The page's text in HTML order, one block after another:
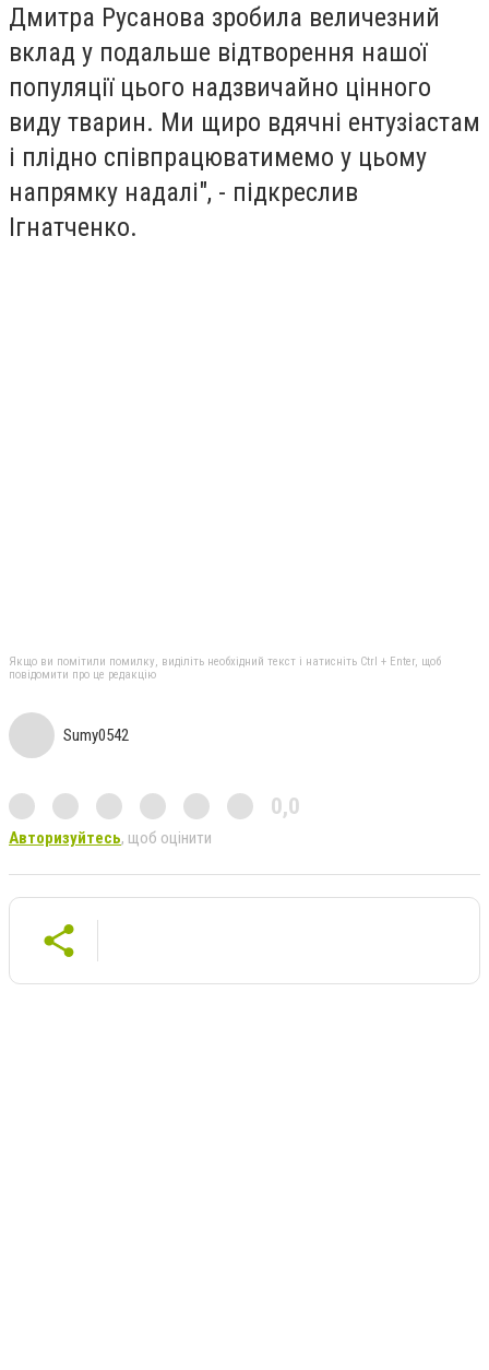
Дмитра Русанова зробила величезний
вклад у подальше відтворення нашої
популяції цього надзвичайно цінного
виду тварин. Ми щиро вдячні ентузіастам
і плідно співпрацюватимемо у цьому
напрямку надалі", - підкреслив
Ігнатченко.
Якщо ви помітили помилку, виділіть необхідний текст і натисніть Ctrl + Enter, щоб
повідомити про це редакцію
Sumy0542
0,0
Авторизуйтесь, щоб оцінити